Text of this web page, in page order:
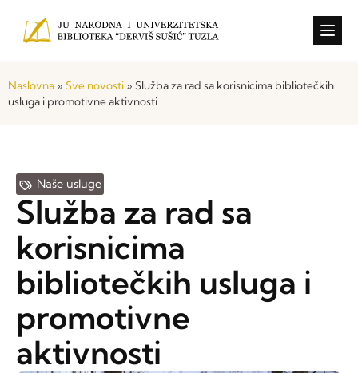
Naslovna » Sve novosti » Služba za rad sa korisnicima bibliotečkih
usluga i promotivne aktivnosti
Naše usluge
Služba za rad sa
korisnicima
bibliotečkih usluga i
promotivne
aktivnosti